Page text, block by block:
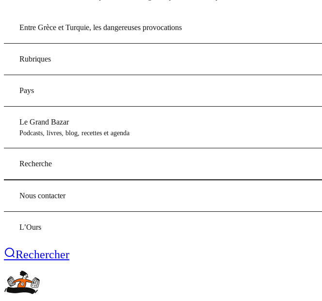
Entre Grèce et Turquie, les dangereuses provocations
Rubriques
Pays
Le Grand Bazar
Podcasts, livres, blog, recettes et agenda
Recherche
Nous contacter
L’Ours
Rechercher